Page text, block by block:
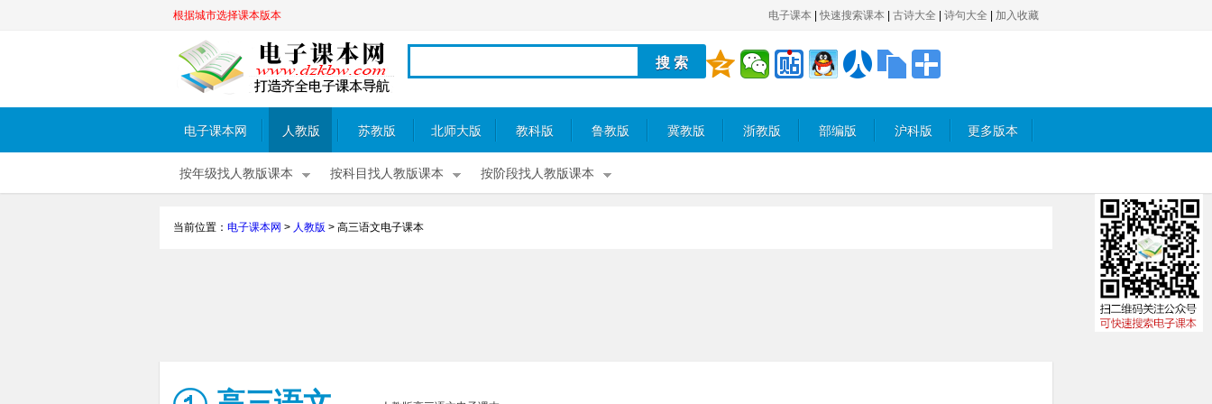
根据城市选择课本版本 电子课本 快速搜索课本 古诗大全 诗句大全 加入收藏
电子课本网 人教版 苏教版 北师大版 教科版 鲁教版 冀教版 浙教版 部编版 沪科版 更多版本
按年级找人教版课本 按科目找人教版课本 按阶段找人教版课本
当前位置： 电子课本网 > 人教版 > 高三语文电子课本